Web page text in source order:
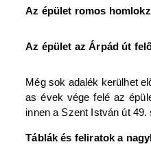
Az épület romos
Az épület az Árpád út
Még sok adalék kerülhet
as évek vége felé az
innen a Szent István út
Táblák és feliratok a